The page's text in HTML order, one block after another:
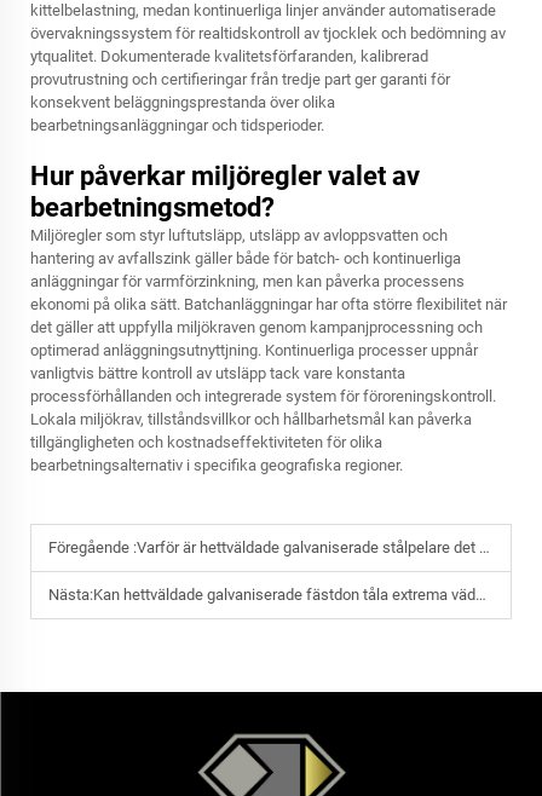
kittelbelastning, medan kontinuerliga linjer använder automatiserade
övervakningssystem för realtidskontroll av tjocklek och bedömning av
ytqualitet. Dokumenterade kvalitetsförfaranden, kalibrerad
provutrustning och certifieringar från tredje part ger garanti för
konsekvent beläggningsprestanda över olika
bearbetningsanläggningar och tidsperioder.
Hur påverkar miljöregler valet av
bearbetningsmetod?
Miljöregler som styr luftutsläpp, utsläpp av avloppsvatten och
hantering av avfallszink gäller både för batch- och kontinuerliga
anläggningar för varmförzinkning, men kan påverka processens
ekonomi på olika sätt. Batchanläggningar har ofta större flexibilitet när
det gäller att uppfylla miljökraven genom kampanjprocessning och
optimerad anläggningsutnyttjning. Kontinuerliga processer uppnår
vanligtvis bättre kontroll av utsläpp tack vare konstanta
processförhållanden och integrerade system för föroreningskontroll.
Lokala miljökrav, tillståndsvillkor och hållbarhetsmål kan påverka
tillgängligheten och kostnadseffektiviteten för olika
bearbetningsalternativ i specifika geografiska regioner.
Föregående :Varför är hettväldade galvaniserade stålpelare det föredragna valet för vägbelysning och trafikskyltar?
Nästa:Kan hettväldade galvaniserade fästdon tåla extrema väderförhållanden utan att förlora hållfasthet?